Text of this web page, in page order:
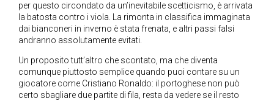
per questo circondato da un’inevitabile scetticismo, è arrivata
la batosta contro i viola. La rimonta in classifica immaginata
dai bianconeri in inverno è stata frenata, e altri passi falsi
andranno assolutamente evitati.
Un proposito tutt’altro che scontato, ma che diventa
comunque piuttosto semplice quando puoi contare su un
giocatore come Cristiano Ronaldo: il portoghese non può
certo sbagliare due partite di fila, resta da vedere se il resto